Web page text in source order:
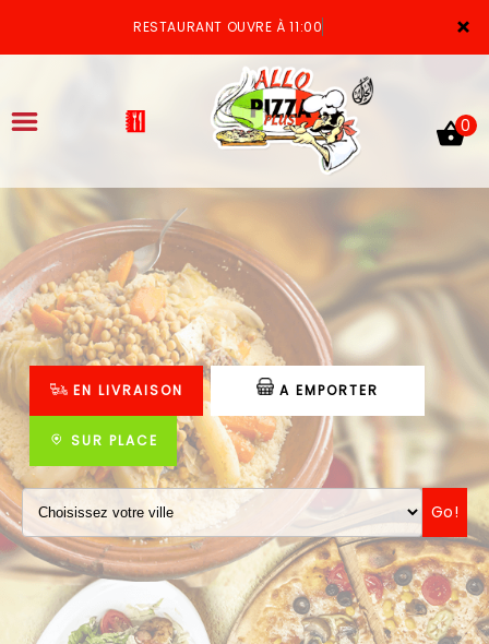
×
RESTAURANT OUVRE À 11:00
ACCUEIL
LA CARTE
VOTRE COMPTE
NOTRE RESTAURANT
VOS AVIS
MENTIONS LÉGALES
0
EN LIVRAISON A EMPORTER
SUR PLACE
Go!